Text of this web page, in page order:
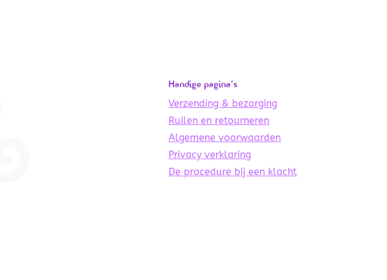
Handige pagina’s
Verzending & bezorging
Ruilen en retourneren
Algemene voorwaarden
Privacy verklaring
De procedure bij een klacht